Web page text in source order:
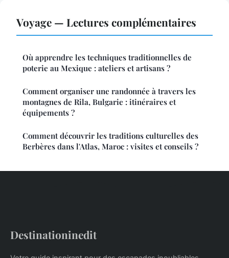
Voyage — Lectures complémentaires
Où apprendre les techniques traditionnelles de
poterie au Mexique : ateliers et artisans ?
Comment organiser une randonnée à travers les
montagnes de Rila, Bulgarie : itinéraires et
équipements ?
Comment découvrir les traditions culturelles des
Berbères dans l'Atlas, Maroc : visites et conseils ?
Destinationinedit